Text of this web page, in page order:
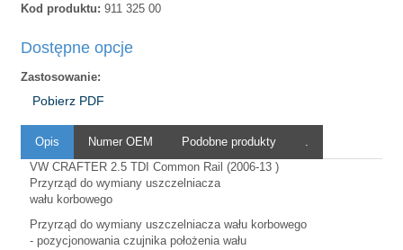
Kod produktu: 911 325 00
Dostępne opcje
Zastosowanie:
Pobierz PDF
Opis Numer OEM Podobne produkty
VW CRAFTER 2.5 TDI Common Rail (2006-13 )
Przyrząd do wymiany uszczelniacza
wału korbowego
Przyrząd do wymiany uszczelniacza wału korbowego
- pozycjonowania czujnika położenia wału